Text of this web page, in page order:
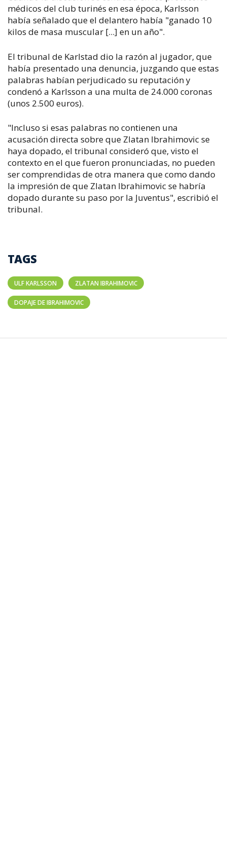
médicos del club turinés en esa época, Karlsson
había señalado que el delantero había "ganado 10
kilos de masa muscular [...] en un año".
El tribunal de Karlstad dio la razón al jugador, que
había presentado una denuncia, juzgando que estas
palabras habían perjudicado su reputación y
condenó a Karlsson a una multa de 24.000 coronas
(unos 2.500 euros).
"Incluso si esas palabras no contienen una
acusación directa sobre que Zlatan Ibrahimovic se
haya dopado, el tribunal consideró que, visto el
contexto en el que fueron pronunciadas, no pueden
ser comprendidas de otra manera que como dando
la impresión de que Zlatan Ibrahimovic se habría
dopado durante su paso por la Juventus", escribió el
tribunal.
TAGS
ULF KARLSSON ZLATAN IBRAHIMOVIC
DOPAJE DE IBRAHIMOVIC